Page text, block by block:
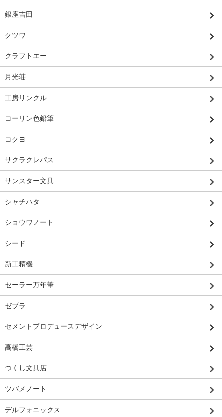
銀座吉田
クツワ
クラフトエー
月光荘
工房リンクル
コーリン色鉛筆
コクヨ
サクラクレパス
サンスター文具
シャチハタ
ショウワノート
シード
新工精機
セーラー万年筆
ゼブラ
セメントプロデュースデザイン
高橋工芸
つくし文具店
ツバメノート
デルフォニックス